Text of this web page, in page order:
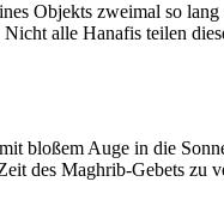
Objekts zweimal so
alle Hanafis teilen
bloßem Auge in die
des Maghrib-Gebets